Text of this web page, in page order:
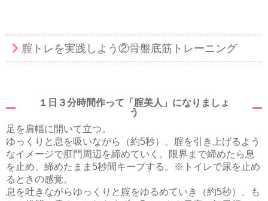
腟トレを実践しよう②骨盤底筋トレーニング
１日３分時間作って「腟美人」になりましょ
う
足を肩幅に開いて立つ。
ゆっくりと息を吸いながら（約5秒）、腟を引き上げるよう
なイメージで肛門周辺を締めていく。限界まで締めたら息
を止め、締めたまま5秒間キープする。※トイレで尿を止め
るときの感覚。
息を吐きながらゆっくりと腟をゆるめていき（約5秒）、も